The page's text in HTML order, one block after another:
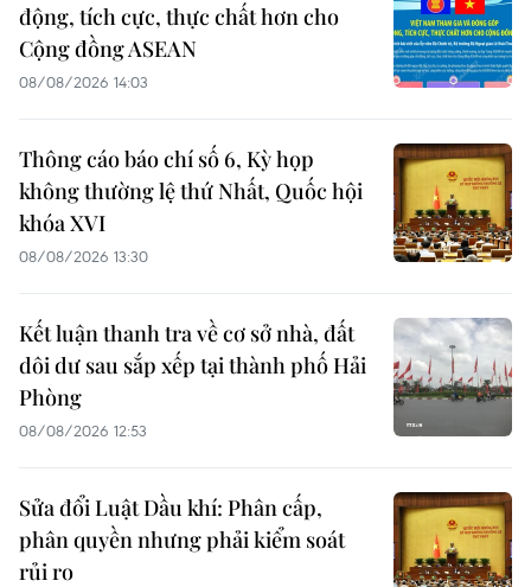
động, tích cực, thực chất hơn cho
Cộng đồng ASEAN
08/08/2026 14:03
Thông cáo báo chí số 6, Kỳ họp
không thường lệ thứ Nhất, Quốc hội
khóa XVI
08/08/2026 13:30
Kết luận thanh tra về cơ sở nhà, đất
dôi dư sau sắp xếp tại thành phố Hải
Phòng
08/08/2026 12:53
Sửa đổi Luật Dầu khí: Phân cấp,
phân quyền nhưng phải kiểm soát
rủi ro